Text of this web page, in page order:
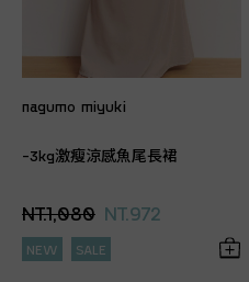
nagumo miyuki
-3kg激瘦涼感魚尾長裙
NT.1,080 NT.972
NEW SALE